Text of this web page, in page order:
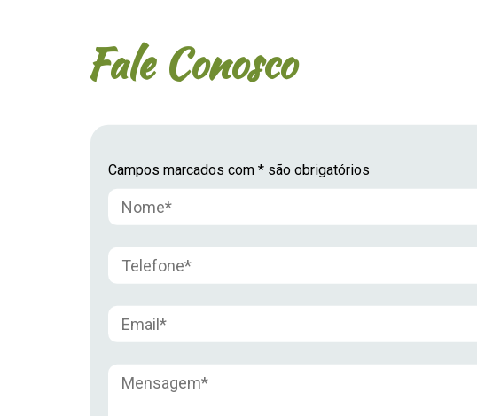
Fale Conosco
Campos marcados com * são obrigatórios